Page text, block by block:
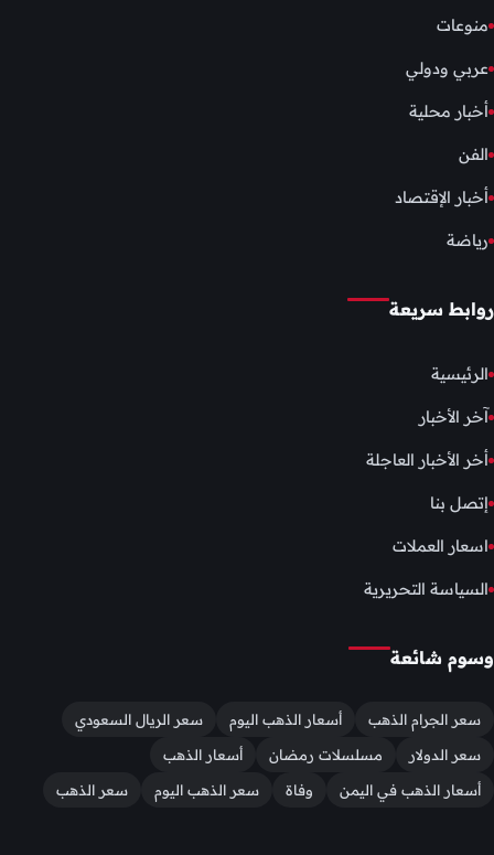
منوعات
عربي ودولي
أخبار محلية
الفن
أخبار الإقتصاد
رياضة
روابط سريعة
الرئيسية
آخر الأخبار
أخر الأخبار العاجلة
إتصل بنا
اسعار العملات
السياسة التحريرية
وسوم شائعة
سعر الجرام الذهب أسعار الذهب اليوم
سعر الريال السعودي
سعر الدولار
مسلسلات رمضان
أسعار الذهب
أسعار الذهب في اليمن
وفاة سعر الذهب اليوم سعر الذهب